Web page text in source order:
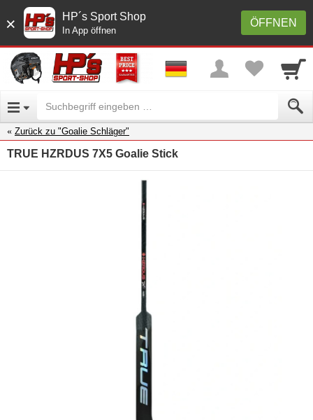
× ÖFFNEN
HP´s Sport Shop
In App öffnen
Zurück zu "Goalie Schläger"
TRUE HZRDUS 7X5 Goalie Stick